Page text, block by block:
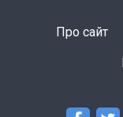
Про сайт